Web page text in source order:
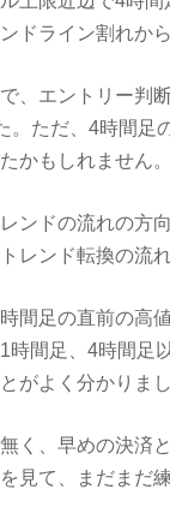
ドライン割れか
、エントリー判
。ただ、4時間足
かもしれません
ンドの流れの方
レンド転換の流
間足の直前の高
時間足、4時間足
がよく分かりまし
く、早めの決済
見て、まだまだ